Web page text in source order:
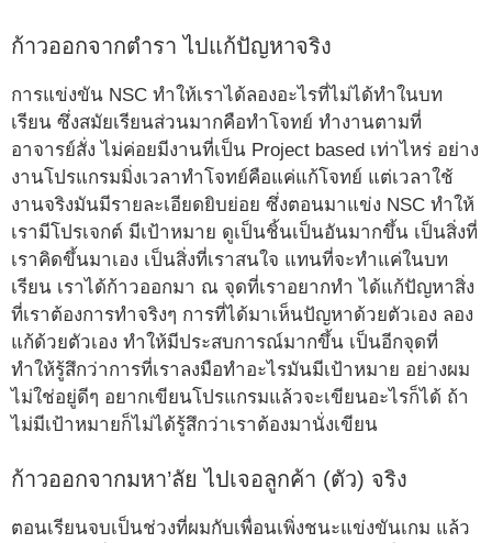
ก้าวออกจากตำรา ไปแก้ปัญหาจริง
การแข่งขัน NSC ทำให้เราได้ลองอะไรที่ไม่ได้ทำในบท
เรียน ซึ่งสมัยเรียนส่วนมากคือทำโจทย์ ทำงานตามที่
อาจารย์สั่ง ไม่ค่อยมีงานที่เป็น Project based เท่าไหร่ อย่าง
งานโปรแกรมมิ่งเวลาทำโจทย์คือแค่แก้โจทย์ แต่เวลาใช้
งานจริงมันมีรายละเอียดยิบย่อย ซึ่งตอนมาแข่ง NSC ทำให้
เรามีโปรเจกต์ มีเป้าหมาย ดูเป็นชิ้นเป็นอันมากขึ้น เป็นสิ่งที่
เราคิดขึ้นมาเอง เป็นสิ่งที่เราสนใจ แทนที่จะทำแค่ในบท
เรียน เราได้ก้าวออกมา ณ จุดที่เราอยากทำ ได้แก้ปัญหาสิ่ง
ที่เราต้องการทำจริงๆ การที่ได้มาเห็นปัญหาด้วยตัวเอง ลอง
แก้ด้วยตัวเอง ทำให้มีประสบการณ์มากขึ้น เป็นอีกจุดที่
ทำให้รู้สึกว่าการที่เราลงมือทำอะไรมันมีเป้าหมาย อย่างผม
ไม่ใช่อยู่ดีๆ อยากเขียนโปรแกรมแล้วจะเขียนอะไรก็ได้ ถ้า
ไม่มีเป้าหมายก็ไม่ได้รู้สึกว่าเราต้องมานั่งเขียน
ก้าวออกจากมหา’ลัย ไปเจอลูกค้า (ตัว) จริง
ตอนเรียนจบเป็นช่วงที่ผมกับเพื่อนเพิ่งชนะแข่งขันเกม แล้ว